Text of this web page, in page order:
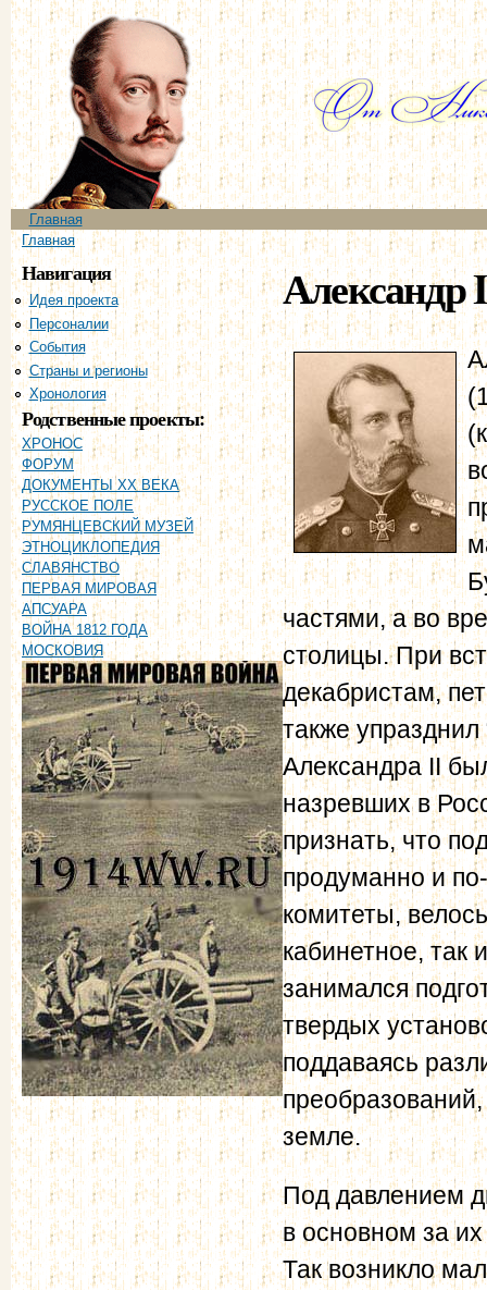
Главное меню
Главная
Вы здесь
Главная
Навигация
Идея проекта
Персоналии
События
Страны и регионы
Хронология
Родственные проекты:
ХРОНОС
ФОРУМ
ДОКУМЕНТЫ XX ВЕКА
РУССКОЕ ПОЛЕ
РУМЯНЦЕВСКИЙ МУЗЕЙ
ЭТНОЦИКЛОПЕДИЯ
СЛАВЯНСТВО
ПЕРВАЯ МИРОВАЯ
АПСУАРА
ВОЙНА 1812 ГОДА
МОСКОВИЯ
Александр
частями, а во
столицы. При
декабристам,
также
Александра II
назревших в
признать, что
продуманно и
комитеты,
кабинетное, так
занимался
твердых
поддаваясь
земле.
Под давлением
в основном за
Так возникло